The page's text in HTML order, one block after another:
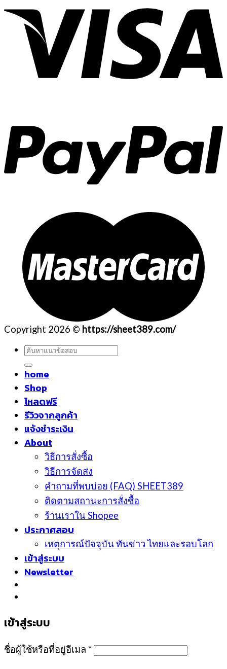
Copyright 2026 © https://sheet389.com/
ค้นหา:
home
Shop
โหลดฟรี
รีวิวจากลูกค้า
แจ้งชำระเงิน
About
วิธีการสั่งซื้อ
วิธีการจัดส่ง
คำถามที่พบบ่อย (FAQ) SHEET389
ติดตามสถานะการสั่งซื้อ
ร้านเราใน Shopee
ประกาศสอบ
เหตุการณ์ปัจจุบัน ทันข่าว ไทยและรอบโลก
เข้าสู่ระบบ
Newsletter
เข้าสู่ระบบ
ชื่อผู้ใช้หรือที่อยู่อีเมล *